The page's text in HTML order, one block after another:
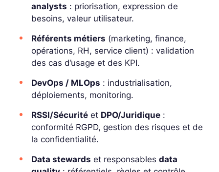
analysts : priorisation, expression de
besoins, valeur utilisateur.
Référents métiers (marketing, finance,
opérations, RH, service client) : validation
des cas d’usage et des KPI.
DevOps / MLOps : industrialisation,
déploiements, monitoring.
RSSI/Sécurité et DPO/Juridique :
conformité RGPD, gestion des risques et de
la confidentialité.
Data stewards et responsables data